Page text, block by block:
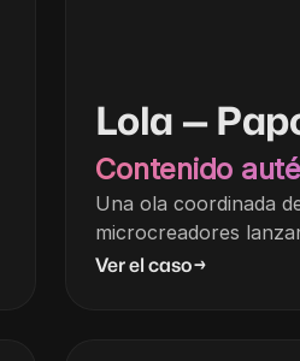
Lola —
Contenido
Una ola coordinada
microcreadores
Ver el caso→